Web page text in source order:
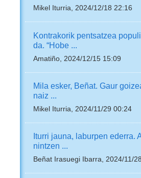
Mikel Iturria, 2024/12/18 22:16
Kontrakorik pentsatzea
da. “Hobe ...
Amatiño, 2024/12/15 15:09
Mila esker, Beñat. Gaur
naiz ...
Mikel Iturria, 2024/11/29 00:24
Iturri jauna, laburpen ederra.
nintzen ...
Beñat Irasuegi Ibarra, 2024/11/